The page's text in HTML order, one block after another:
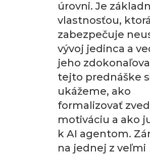
úrovni. Je
vlastnosťou, ktorá
zabezpečuje
vývoj jedinca a
jeho
tejto prednáške
ukážeme, ako
formalizovať
motiváciu a ako
k AI agentom.
na jednej z veľmi